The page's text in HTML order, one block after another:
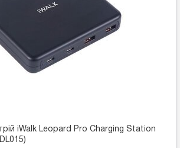
iWalk Leopard Pro Charging Station